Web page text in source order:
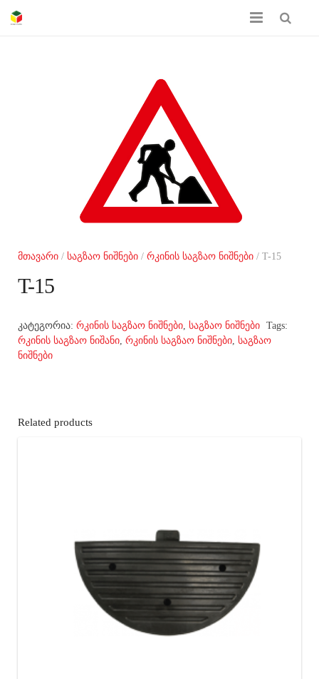
პროდუქციის კატალოგი
მთავარი / საგზაო ნიშნები / რკინის საგზაო ნიშნები / T-15
T-15
კატეგორია: რკინის საგზაო ნიშნები საგზაო ნიშნები Tags:
რკინის საგზაო ნიშანი რკინის საგზაო ნიშნები საგზაო
ნიშნები
Related products